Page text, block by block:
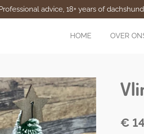
advice, 18+ years of
HOME OVER
€